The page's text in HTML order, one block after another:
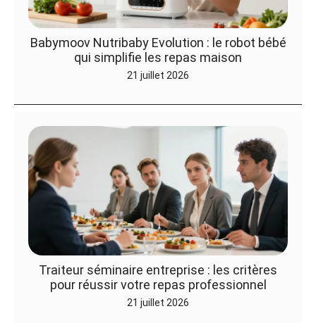
Babymoov Nutribaby Evolution : le robot bébé
qui simplifie les repas maison
21 juillet 2026
Traiteur séminaire entreprise : les critères
pour réussir votre repas professionnel
21 juillet 2026